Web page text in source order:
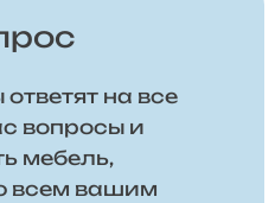
на все
вопросы и
мебель,
всем вашим